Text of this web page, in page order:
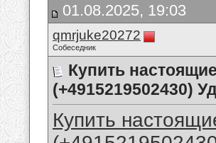
01.08.2025, 19:03
qmrjuke20272
Собеседник
Купить
(+4915219502430)
Купить